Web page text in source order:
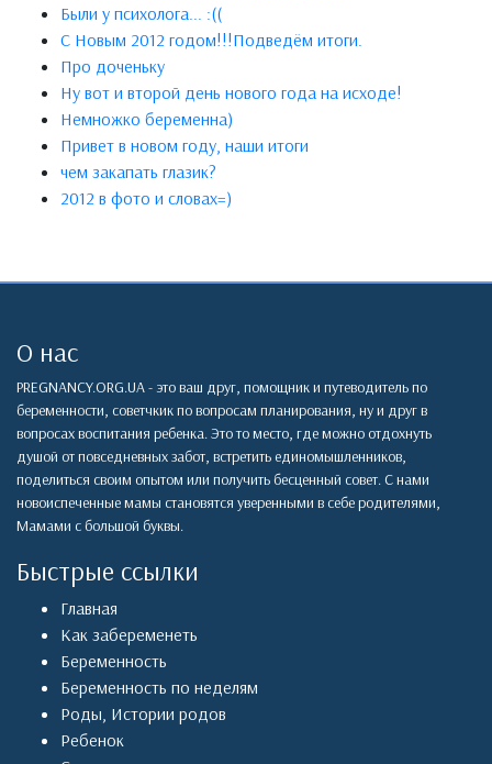
Были у психолога... :((
С Новым 2012 годом!!!Подведём итоги.
Про доченьку
Ну вот и второй день нового года на исходе!
Немножко беременна)
Привет в новом году, наши итоги
чем закапать глазик?
2012 в фото и словах=)
О нас
PREGNANCY.ORG.UA - это ваш друг, помощник и путеводитель по
беременности, советчкик по вопросам планирования, ну и друг в
вопросах воспитания ребенка. Это то место, где можно отдохнуть
душой от повседневных забот, встретить единомышленников,
поделиться своим опытом или получить бесценный совет. С нами
новоиспеченные мамы становятся уверенными в себе родителями,
Мамами с большой буквы.
Быстрые ссылки
Главная
Как забеременеть
Беременность
Беременность по неделям
Роды, Истории родов
Ребенок